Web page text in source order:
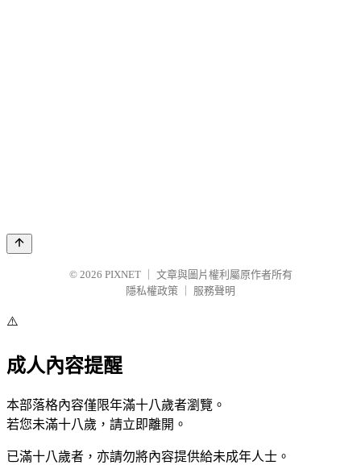
© 2026 PIXNET
文章與圖片權利屬原作者所有
隱私權政策
服務聲明
⚠️
成人內容提醒
本部落格內容僅限年滿十八歲者瀏覽。
若您未滿十八歲，請立即離開。
已滿十八歲者，亦請勿將內容提供給未成年人士。